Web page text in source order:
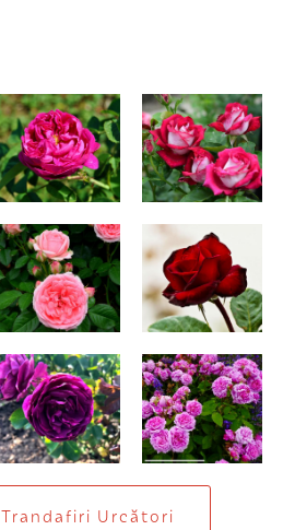
Rose de Rescht
(trandafir de
dulceaţă)
Anis
Kimono Barkarole
Iceberg magenta Comte de
Chambord
139,00 Lei
Trandafiri Urcători